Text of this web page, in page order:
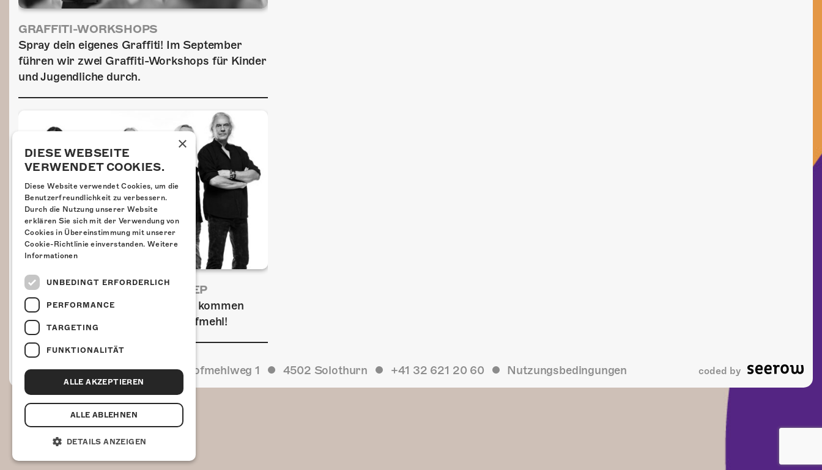
GRAFFITI-WORKSHOPS
Spray dein eigenes Graffiti! Im September
führen wir zwei Graffiti-Workshops für Kinder
und Jugendliche durch.
FRISCH BESTÄTIGT: URIAH HEEP
Am Sonntag, 15. November 2026 kommen
Uriah Heep in die Kulturfabrik Kofmehl!
Kulturfabrik Kofmehl Kofmehlweg 1 4502 Solothurn +41 32 621 20 60 Nutzungsbedingungen coded by
×
DIESE WEBSEITE
VERWENDET COOKIES.
Diese Website verwendet Cookies, um die
Benutzerfreundlichkeit zu verbessern.
Durch die Nutzung unserer Website
erklären Sie sich mit der Verwendung von
Cookies in Übereinstimmung mit unserer
Cookie-Richtlinie einverstanden. Weitere
Informationen
UNBEDINGT ERFORDERLICH
PERFORMANCE
TARGETING
FUNKTIONALITÄT
ALLE AKZEPTIEREN
ALLE ABLEHNEN
DETAILS ANZEIGEN